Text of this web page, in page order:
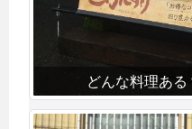
どんな料理あ